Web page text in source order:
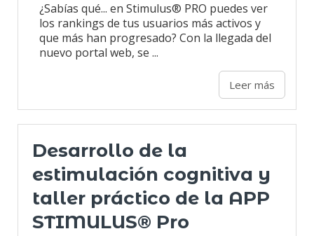
¿Sabías qué... en Stimulus® PRO puedes ver
los rankings de tus usuarios más activos y
que más han progresado? Con la llegada del
nuevo portal web, se ...
Leer más
Desarrollo de la
estimulación cognitiva y
taller práctico de la APP
STIMULUS® Pro